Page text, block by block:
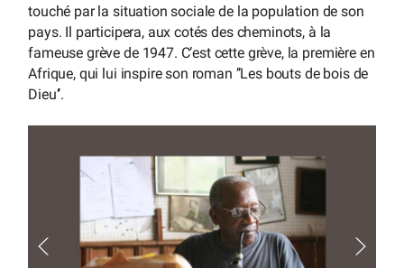
touché par la situation sociale de la population de son
pays. Il participera, aux cotés des cheminots, à la
fameuse grève de 1947. C’est cette grève, la première en
Afrique, qui lui inspire son roman ’’Les bouts de bois de
Dieu’’.